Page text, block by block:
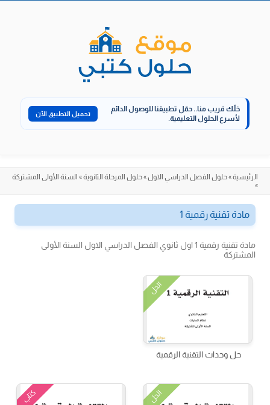
خلّك قريب منا.. حمّل تطبيقنا للوصول الدائم
لأسرع الحلول التعليمية.
تحميل التطبيق الآن
الرئيسية»حلول الفصل الدراسي الاول»حلول المرحلة الثانوية» السنة الأولى المشتركة
»
مادة تقنية رقمية 1
مادة تقنية رقمية 1 اول ثانوي الفصل الدراسي الاول السنة الأولى
المشتركة
الحل
حل وحدات التقنية الرقمية
الحل كتاب